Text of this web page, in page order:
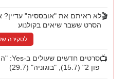
🎬לא ראיתם את "אובססיה"
הסרט ששבר שיאים בקולנוע
לסקירה
📺
פון 2" (15.7), "בוגוניה" (29.7)